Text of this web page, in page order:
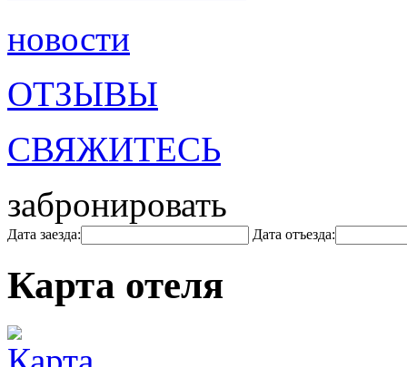
новости
ОТЗЫВЫ
СВЯЖИТЕСЬ
забронировать
Дата заезда: Дата отъезда:
Карта отеля